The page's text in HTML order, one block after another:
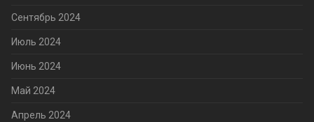
Сентябрь 2024
Июль 2024
Июнь 2024
Май 2024
Апрель 2024